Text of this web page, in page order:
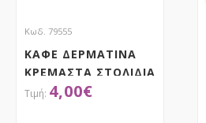
Κωδ. 79555
ΚΑΦΕ ΔΕΡΜΑΤΙΝΑ
ΚΡΕΜΑΣΤΑ ΣΤΟΛΙΔΙΑ
8ΕΚ ΣΕΤ 4 ΣΕ ΚΟΥΤΙ
4,00€